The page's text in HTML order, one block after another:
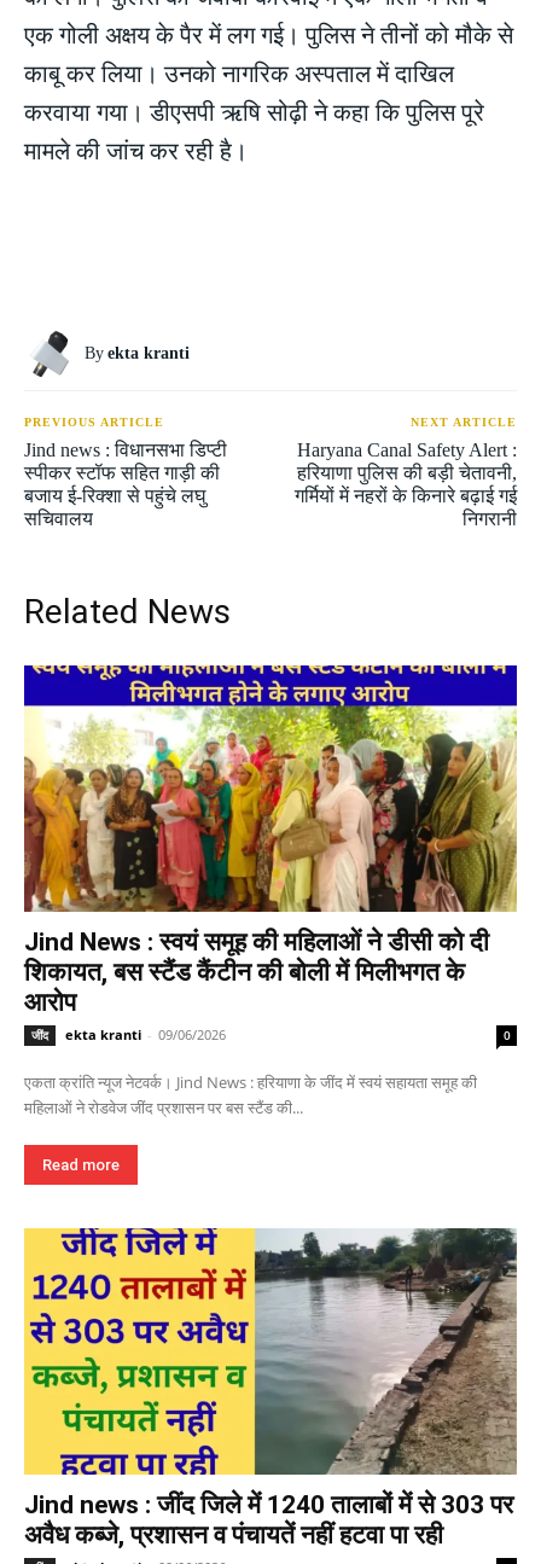
एक गोली अक्षय के पैर में लग गई। पुलिस ने तीनों को मौके से
काबू कर लिया। उनको नागरिक अस्पताल में दाखिल
करवाया गया। डीएसपी ऋषि सोढ़ी ने कहा कि पुलिस पूरे
मामले की जांच कर रही है।
By ekta kranti
PREVIOUS ARTICLE
Jind news : विधानसभा डिप्टी
स्पीकर स्टॉफ सहित गाड़ी की
बजाय ई-रिक्शा से पहुंचे लघु
सचिवालय
NEXT ARTICLE
Haryana Canal Safety Alert :
हरियाणा पुलिस की बड़ी चेतावनी,
गर्मियों में नहरों के किनारे बढ़ाई गई
निगरानी
Related News
Jind News : स्वयं समूह की महिलाओं ने डीसी को दी
शिकायत, बस स्टैंड कैंटीन की बोली में मिलीभगत के
आरोप
जींद ekta kranti - 09/06/2026 0
एकता क्रांति न्यूज नेटवर्क। Jind News : हरियाणा के जींद में स्वयं सहायता समूह की
महिलाओं ने रोडवेज जींद प्रशासन पर बस स्टैंड की...
Read more
Jind news : जींद जिले में 1240 तालाबों में से 303 पर
अवैध कब्जे, प्रशासन व पंचायतें नहीं हटवा पा रही